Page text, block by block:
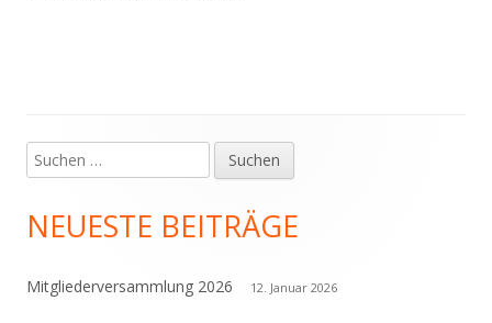
Haupt-
Seitenleiste
Suchen
nach:
NEUESTE BEITRÄGE
Mitgliederversammlung 2026 12. Januar 2026